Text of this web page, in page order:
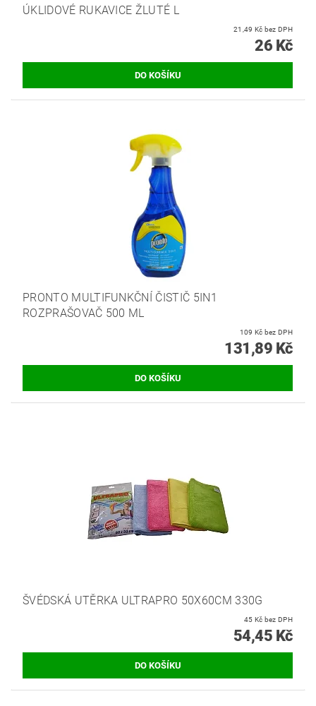
ÚKLIDOVÉ RUKAVICE ŽLUTÉ L
21,49 Kč bez DPH
26 Kč
PRONTO MULTIFUNKČNÍ ČISTIČ 5IN1
ROZPRAŠOVAČ 500 ML
109 Kč bez DPH
131,89 Kč
ŠVÉDSKÁ UTĚRKA ULTRAPRO 50X60CM 330G
45 Kč bez DPH
54,45 Kč